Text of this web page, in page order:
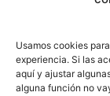
Usamos cookies
experiencia. Si las
aquí y ajustar
alguna función no